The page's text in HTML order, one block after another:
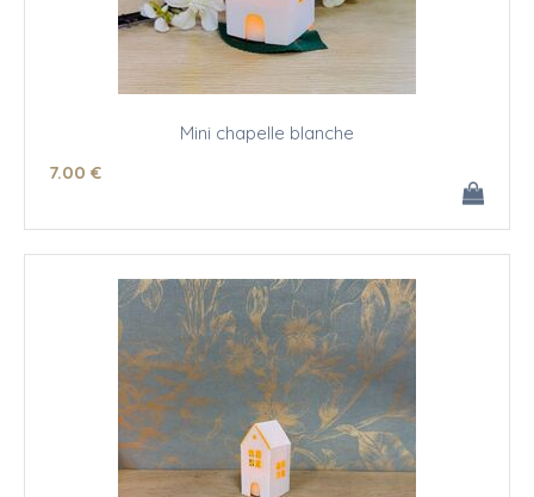
Mini chapelle blanche
7.00 €